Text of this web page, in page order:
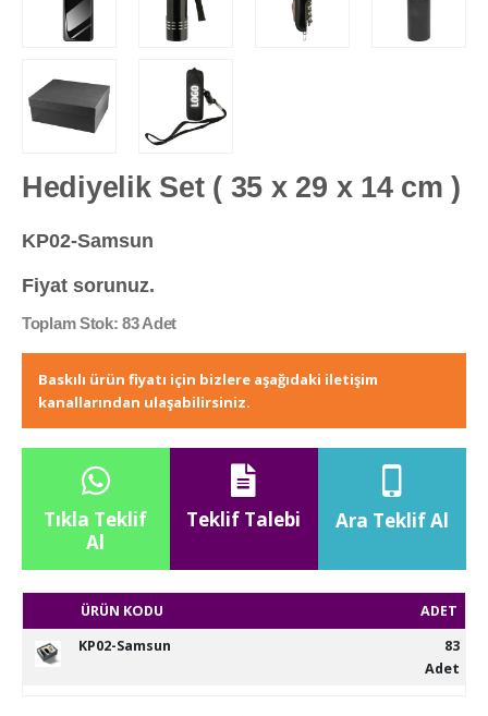
Hediyelik Set ( 35 x 29 x 14 cm )
KP02-Samsun
Fiyat sorunuz.
Toplam Stok: 83 Adet
Baskılı ürün fiyatı için bizlere aşağıdaki iletişim
kanallarından ulaşabilirsiniz.
Tıkla Teklif
Al
Teklif Talebi Ara Teklif Al
ÜRÜN KODU
ADET
KP02-Samsun
83
Adet